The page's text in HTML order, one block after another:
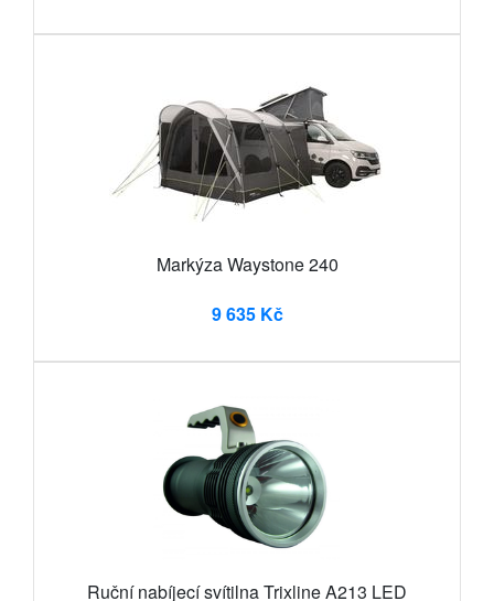
Markýza Waystone 240
9 635 Kč
Ruční nabíjecí svítilna Trixline A213 LED